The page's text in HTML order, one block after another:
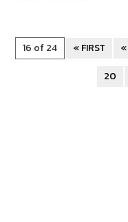
16 of 24 « FIRST «
20